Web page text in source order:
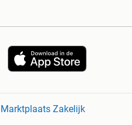
Marktplaats Zakelijk